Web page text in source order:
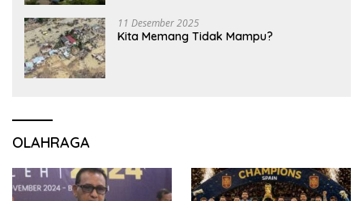
11 Desember 2025
Kita Memang Tidak Mampu?
OLAHRAGA